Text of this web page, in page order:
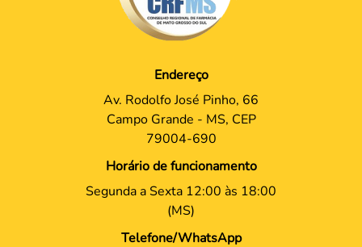
Endereço
Av. Rodolfo José Pinho, 66
Campo Grande - MS, CEP
79004-690
Horário de funcionamento
Segunda a Sexta 12:00 às 18:00
(MS)
Telefone/WhatsApp